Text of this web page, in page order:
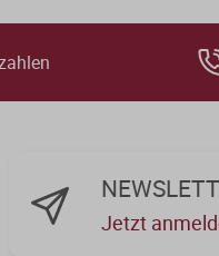
Jetzt